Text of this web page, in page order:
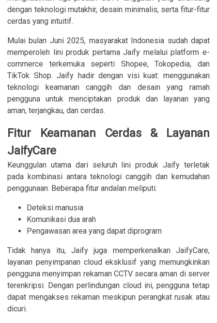
dengan teknologi mutakhir, desain minimalis, serta fitur-fitur
cerdas yang intuitif.
Mulai bulan Juni 2025, masyarakat Indonesia sudah dapat
memperoleh lini produk pertama Jaify melalui platform e-
commerce terkemuka seperti Shopee, Tokopedia, dan
TikTok Shop. Jaify hadir dengan visi kuat: menggunakan
teknologi keamanan canggih dan desain yang ramah
pengguna untuk menciptakan produk dan layanan yang
aman, terjangkau, dan cerdas.
Fitur Keamanan Cerdas & Layanan
JaifyCare
Keunggulan utama dari seluruh lini produk Jaify terletak
pada kombinasi antara teknologi canggih dan kemudahan
penggunaan. Beberapa fitur andalan meliputi:
Deteksi manusia
Komunikasi dua arah
Pengawasan area yang dapat diprogram
Tidak hanya itu, Jaify juga memperkenalkan JaifyCare,
layanan penyimpanan cloud eksklusif yang memungkinkan
pengguna menyimpan rekaman CCTV secara aman di server
terenkripsi. Dengan perlindungan cloud ini, pengguna tetap
dapat mengakses rekaman meskipun perangkat rusak atau
dicuri.